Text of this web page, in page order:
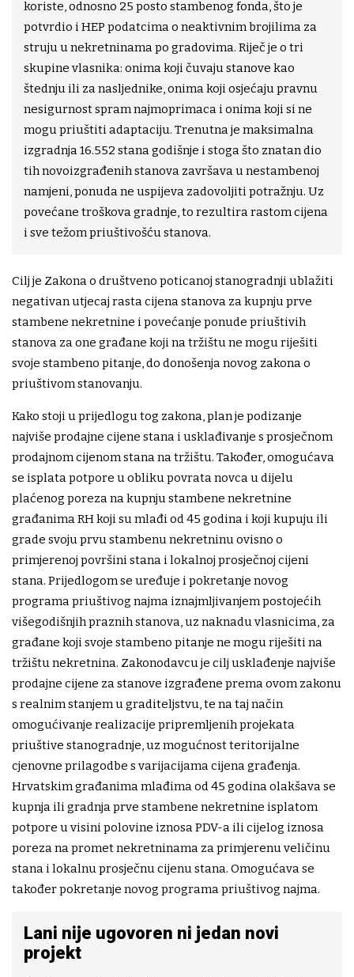
koriste, odnosno 25 posto stambenog fonda, što je
potvrdio i HEP podatcima o neaktivnim brojilima za
struju u nekretninama po gradovima. Riječ je o tri
skupine vlasnika: onima koji čuvaju stanove kao
štednju ili za nasljednike, onima koji osjećaju pravnu
nesigurnost spram najmoprimaca i onima koji si ne
mogu priuštiti adaptaciju. Trenutna je maksimalna
izgradnja 16.552 stana godišnje i stoga što znatan dio
tih novoizgrađenih stanova završava u nestambenoj
namjeni, ponuda ne uspijeva zadovoljiti potražnju. Uz
povećane troškova gradnje, to rezultira rastom cijena
i sve težom priuštivošću stanova.
Cilj je Zakona o društveno poticanoj stanogradnji ublažiti
negativan utjecaj rasta cijena stanova za kupnju prve
stambene nekretnine i povećanje ponude priuštivih
stanova za one građane koji na tržištu ne mogu riješiti
svoje stambeno pitanje, do donošenja novog zakona o
priuštivom stanovanju.
Kako stoji u prijedlogu tog zakona, plan je podizanje
najviše prodajne cijene stana i usklađivanje s prosječnom
prodajnom cijenom stana na tržištu. Također, omogućava
se isplata potpore u obliku povrata novca u dijelu
plaćenog poreza na kupnju stambene nekretnine
građanima RH koji su mlađi od 45 godina i koji kupuju ili
grade svoju prvu stambenu nekretninu ovisno o
primjerenoj površini stana i lokalnoj prosječnoj cijeni
stana. Prijedlogom se uređuje i pokretanje novog
programa priuštivog najma iznajmljivanjem postojećih
višegodišnjih praznih stanova, uz naknadu vlasnicima, za
građane koji svoje stambeno pitanje ne mogu riješiti na
tržištu nekretnina. Zakonodavcu je cilj usklađenje najviše
prodajne cijene za stanove izgrađene prema ovom zakonu
s realnim stanjem u graditeljstvu, te na taj način
omogućivanje realizacije pripremljenih projekata
priuštive stanogradnje, uz mogućnost teritorijalne
cjenovne prilagodbe s varijacijama cijena građenja.
Hrvatskim građanima mlađima od 45 godina olakšava se
kupnja ili gradnja prve stambene nekretnine isplatom
potpore u visini polovine iznosa PDV-a ili cijelog iznosa
poreza na promet nekretninama za primjerenu veličinu
stana i lokalnu prosječnu cijenu stana. Omogućava se
također pokretanje novog programa priuštivog najma.
Lani nije ugovoren ni jedan novi
projekt